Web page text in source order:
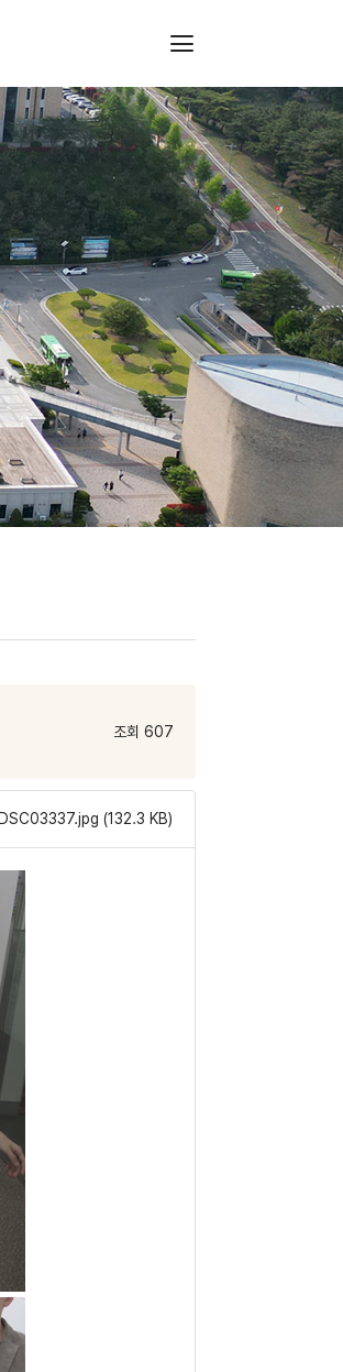
조회 607
DSC03337.jpg (132.3 KB)